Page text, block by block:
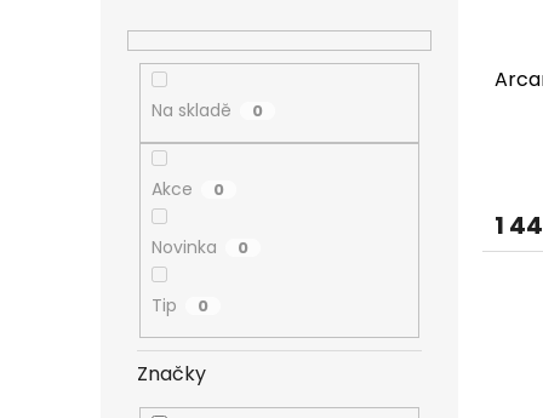
Na skladě 0
Akce 0
Novinka 0
Tip 0
Značky
1